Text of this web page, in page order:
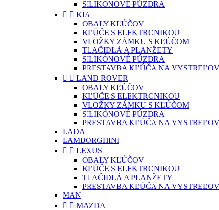
SILIKÓNOVÉ PÚZDRA
  KIA
OBALY KĽÚČOV
KĽÚČE S ELEKTRONIKOU
VLOŽKY ZÁMKU S KĽÚČOM
TLAČIDLÁ A PLANŽETY
SILIKÓNOVÉ PÚZDRA
PRESTAVBA KĽÚČA NA
  LAND ROVER
OBALY KĽÚČOV
KĽÚČE S ELEKTRONIKOU
VLOŽKY ZÁMKU S KĽÚČOM
SILIKÓNOVÉ PÚZDRA
PRESTAVBA KĽÚČA NA
LADA
LAMBORGHINI
  LEXUS
OBALY KĽÚČOV
KĽÚČE S ELEKTRONIKOU
TLAČIDLÁ A PLANŽETY
PRESTAVBA KĽÚČA NA
MAN
  MAZDA